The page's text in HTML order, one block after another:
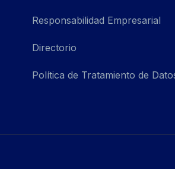
Responsabilidad Empresarial
Directorio
Política de Tratamiento de